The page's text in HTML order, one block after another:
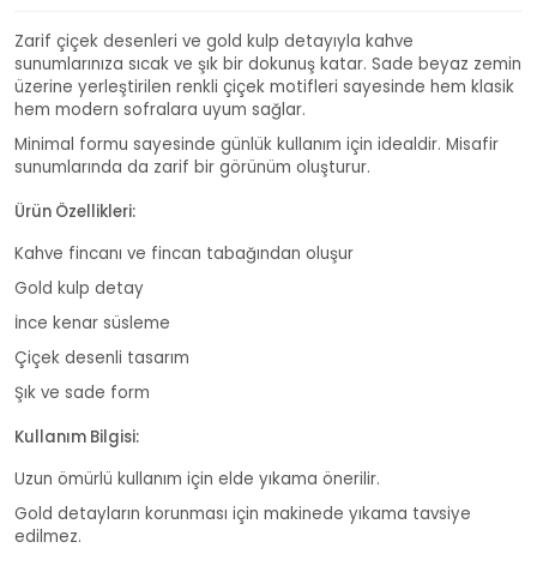
Zarif çiçek desenleri ve gold kulp detayıyla kahve
sunumlarınıza sıcak ve şık bir dokunuş katar. Sade beyaz zemin
üzerine yerleştirilen renkli çiçek motifleri sayesinde hem klasik
hem modern sofralara uyum sağlar.
Minimal formu sayesinde günlük kullanım için idealdir. Misafir
sunumlarında da zarif bir görünüm oluşturur.
Ürün Özellikleri:
Kahve fincanı ve fincan tabağından oluşur
Gold kulp detay
İnce kenar süsleme
Çiçek desenli tasarım
Şık ve sade form
Kullanım Bilgisi:
Uzun ömürlü kullanım için elde yıkama önerilir.
Gold detayların korunması için makinede yıkama tavsiye
edilmez.